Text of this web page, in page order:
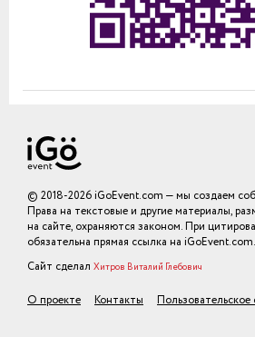
© 2018-2026 iGoEvent.com — мы создаем
Права на текстовые и другие материалы,
на сайте, охраняются законом. При
обязательна прямая ссылка на iGoEvent.com.
Сайт сделал Хитров Виталий Глебович
О проекте Контакты Пользовательское